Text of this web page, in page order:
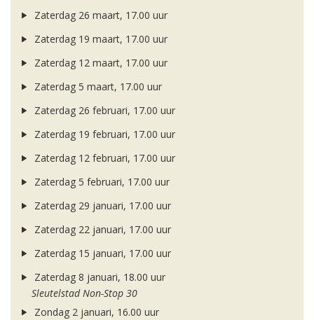
Zaterdag 26 maart, 17.00 uur
Zaterdag 19 maart, 17.00 uur
Zaterdag 12 maart, 17.00 uur
Zaterdag 5 maart, 17.00 uur
Zaterdag 26 februari, 17.00 uur
Zaterdag 19 februari, 17.00 uur
Zaterdag 12 februari, 17.00 uur
Zaterdag 5 februari, 17.00 uur
Zaterdag 29 januari, 17.00 uur
Zaterdag 22 januari, 17.00 uur
Zaterdag 15 januari, 17.00 uur
Zaterdag 8 januari, 18.00 uur
Sleutelstad Non-Stop 30
Zondag 2 januari, 16.00 uur